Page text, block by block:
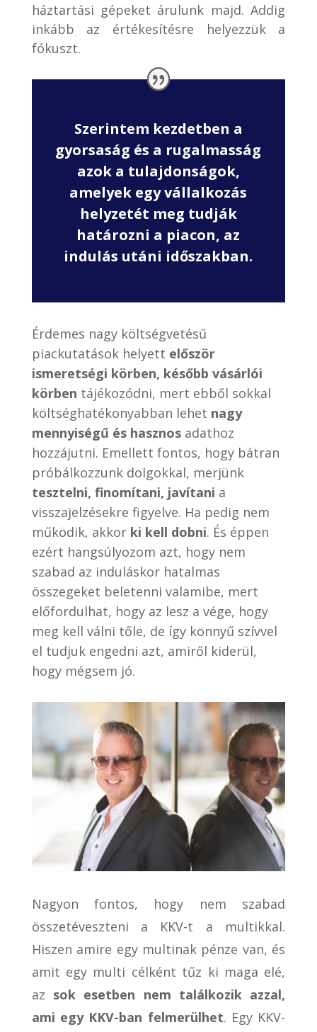
háztartási gépeket árulunk majd. Addig
inkább az értékesítésre helyezzük a
fókuszt.
Szerintem kezdetben a
gyorsaság és a rugalmasság
azok a tulajdonságok,
amelyek egy vállalkozás
helyzetét meg tudják
határozni a piacon, az
indulás utáni időszakban.
Érdemes nagy költségvetésű
piackutatások helyett először
ismeretségi körben, később vásárlói
körben tájékozódni, mert ebből sokkal
költséghatékonyabban lehet nagy
mennyiségű és hasznosadathoz
hozzájutni. Emellett fontos, hogy bátran
próbálkozzunk dolgokkal, merjünk
tesztelni, finomítani, javítani a
visszajelzésekre figyelve. Ha pedig nem
működik, akkor ki kell dobni. És éppen
ezért hangsúlyozom azt, hogy nem
szabad az induláskor hatalmas
összegeket beletenni valamibe, mert
előfordulhat, hogy az lesz a vége, hogy
meg kell válni tőle, de így könnyű szívvel
el tudjuk engedni azt, amiről kiderül,
hogy mégsem jó.
Nagyon fontos, hogy nem szabad
összetéveszteni a KKV-t a multikkal.
Hiszen amire egy multinak pénze van, és
amit egy multi célként tűz ki maga elé,
az sok esetben nem találkozik azzal,
ami egy KKV-ban felmerülhet. Egy KKV-